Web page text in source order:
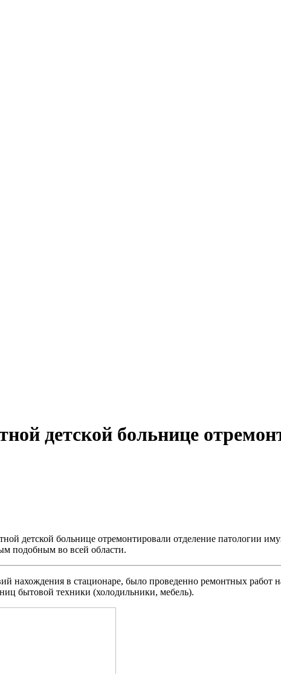
детской больнице
детской больнице отремонтировали отделение патологии
подобным во всей области.
нахождения в стационаре, было проведенно ремонтных работ
бытовой техники (холодильники, мебель).